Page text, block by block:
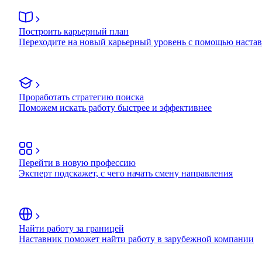
Построить карьерный план
Переходите на новый карьерный уровень с помощью
Проработать стратегию поиска
Поможем искать работу быстрее и эффективнее
Перейти в новую профессию
Эксперт подскажет, с чего начать смену направления
Найти работу за границей
Наставник поможет найти работу в зарубежной компании